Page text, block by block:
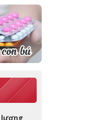
lượng